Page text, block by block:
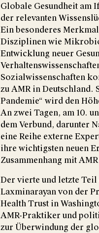
Globale Gesundheit
der relevanten
Ein besonderes
Disziplinen wie
Entwicklung neuer
Sozialwissenschaften
zu AMR in
Pandemie“ wird den
An zwei Tagen, am 10.
dem Verbund, darunter
eine Reihe externe
ihre wichtigsten neuen
Zusammenhang mit
Der vierte und letzte
Laxminarayan von der
Health Trust in
AMR-Praktiker und
zur Überwindung der